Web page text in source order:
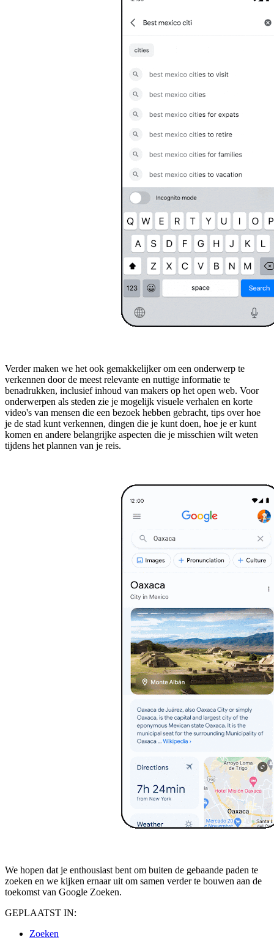
Verder maken we het ook gemakkelijker om een ​​onderwerp te
verkennen door de meest relevante en nuttige informatie te
benadrukken, inclusief inhoud van makers op het open web. Voor
onderwerpen als steden zie je mogelijk visuele verhalen en korte
video's van mensen die een bezoek hebben gebracht, tips over hoe
je de stad kunt verkennen, dingen die je kunt doen, hoe je er kunt
komen en andere belangrijke aspecten die je misschien wilt weten
tijdens het plannen van je reis.
We hopen dat je enthousiast bent om buiten de gebaande paden te
zoeken en we kijken ernaar uit om samen verder te bouwen aan de
toekomst van Google Zoeken.
GEPLAATST IN:
Zoeken